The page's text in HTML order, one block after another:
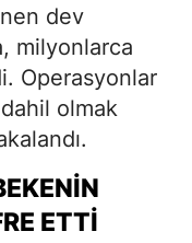
dev
milyonlarca
Operasyonlar
olmak
ETTI